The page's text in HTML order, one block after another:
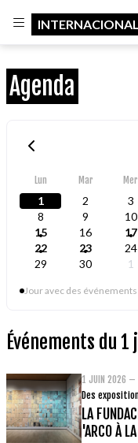
INTERNACIONAL
Agenda
Lun Mar Mer
1 2 3
8
9 10
15
16 17
22
23 24
29
30 1
Jour avec des
Événements du 1
1 JUIN 2026 –
Des
LA
'ARCO À